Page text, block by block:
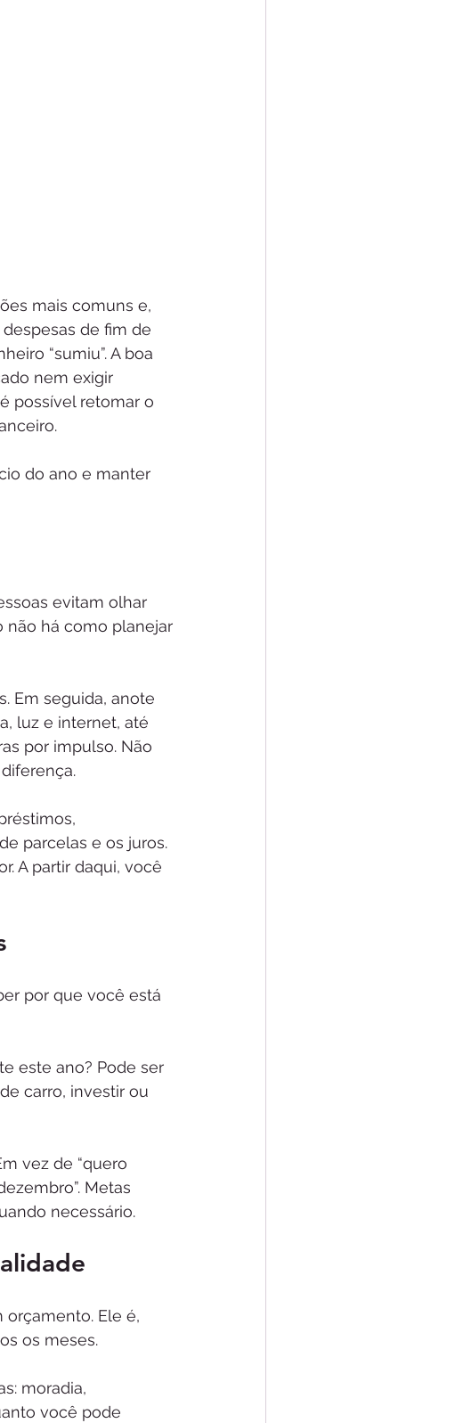
mais comuns e,
de fim de
“sumiu”. A boa
nem exigir
possível retomar o
do ano e manter
evitam olhar
não há como planejar
Em seguida, anote
luz e internet, até
por impulso. Não
parcelas e os juros.
A partir daqui, você
por que você está
este ano? Pode ser
carro, investir ou
vez de “quero
Metas
necessário.
orçamento. Ele é,
os meses.
moradia,
você pode